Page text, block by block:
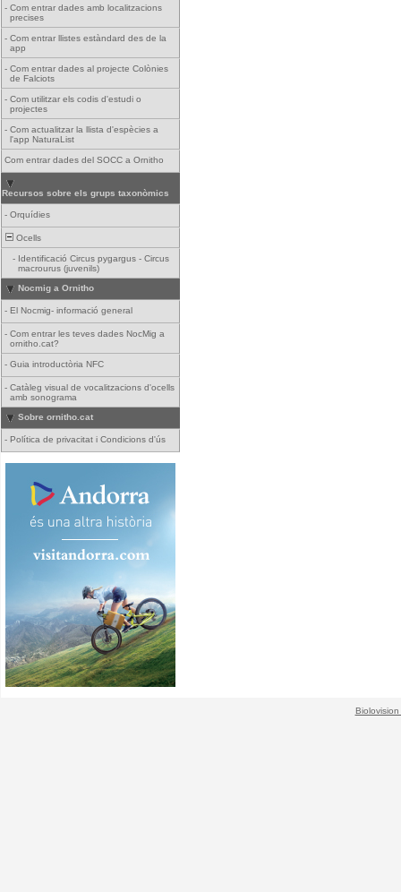
- Com entrar dades amb localitzacions
precises
- Com entrar llistes estàndard des de la
app
- Com entrar dades al projecte Colònies
de Falciots
- Com utilitzar els codis d'estudi o
projectes
- Com actualitzar la llista d'espècies a
l'app NaturaList
Com entrar dades del SOCC a Ornitho
Recursos sobre els grups taxonòmics
- Orquídies
Ocells
- Identificació Circus pygargus - Circus
macrourus (juvenils)
Nocmig a Ornitho
- El Nocmig- informació general
- Com entrar les teves dades NocMig a
ornitho.cat?
- Guia introductòria NFC
- Catàleg visual de vocalitzacions d'ocells
amb sonograma
Sobre ornitho.cat
- Política de privacitat i Condicions d'ús
Biolovision